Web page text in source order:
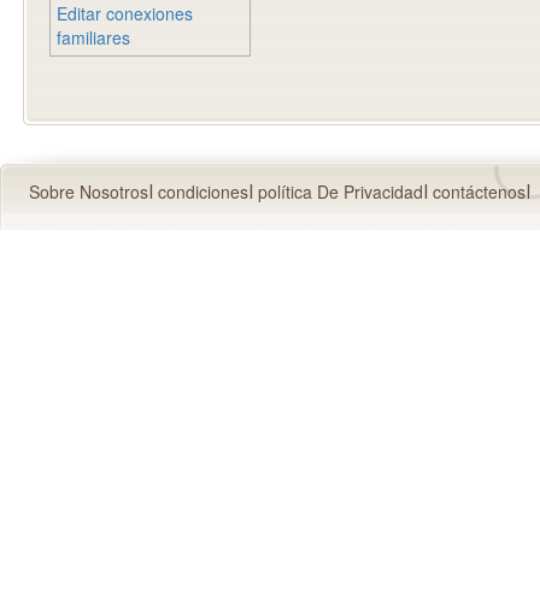
Editar conexiones
familiares
Sobre Nosotros condiciones política De Privacidad contáctenos